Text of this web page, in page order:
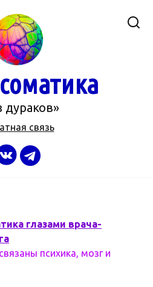
дураков»
связь
глазами врача-
психика, мозг и